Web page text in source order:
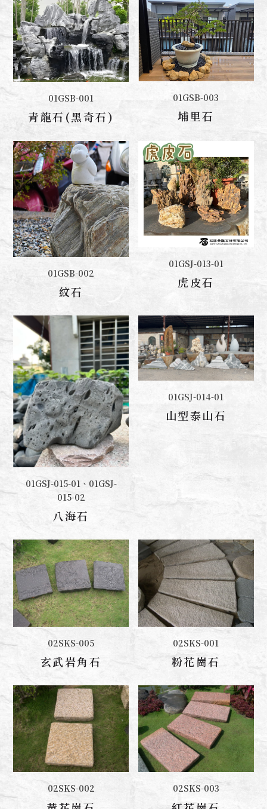
聯絡我們01GSB-001
青龍石(黑奇石)
聯絡我們01GSB-003
埔里石
聯絡我們01GSB-002
紋石
聯絡我們01GSJ-013-01
虎皮石
聯絡我們
01GSJ-015-01、01GSJ-
015-02
八海石
聯絡我們01GSJ-014-01
山型泰山石
聯絡我們02SKS-005
玄武岩角石
聯絡我們02SKS-001
粉花崗石
聯絡我們02SKS-002 聯絡我們02SKS-003